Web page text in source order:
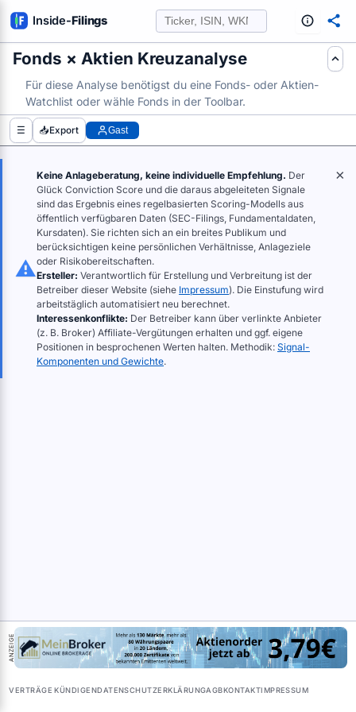
Inside-Filings
Fonds × Aktien Kreuzanalyse
Für diese Analyse benötigst du eine Fonds- oder Aktien-
Watchlist oder wähle Fonds in der Toolbar.
☰ 📥Export Gast
×
Keine Anlageberatung, keine individuelle Empfehlung. Der
Glück Conviction Score und die daraus abgeleiteten Signale
sind das Ergebnis eines regelbasierten Scoring-Modells aus
öffentlich verfügbaren Daten (SEC-Filings, Fundamentaldaten,
Kursdaten). Sie richten sich an ein breites Publikum und
berücksichtigen keine persönlichen Verhältnisse, Anlageziele
oder Risikobereitschaften.
Ersteller: Verantwortlich für Erstellung und Verbreitung ist der
Betreiber dieser Website (siehe Impressum). Die Einstufung wird
arbeitstäglich automatisiert neu berechnet.
Interessenkonflikte: Der Betreiber kann über verlinkte Anbieter
(z. B. Broker) Affiliate-Vergütungen erhalten und ggf. eigene
Positionen in besprochenen Werten halten. Methodik: Signal-
Komponenten und Gewichte.
ANZEIGE
VERTRÄGE KÜNDIGENDATENSCHUTZERKLÄRUNGAGBKONTAKTIMPRESSUM